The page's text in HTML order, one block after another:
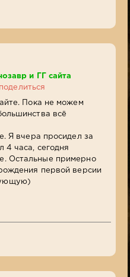
и ГГ сайта
поделиться
Пока не можем
всё
Я вчера просидел за
4 часа, сегодня
Остальные примерно
первой версии